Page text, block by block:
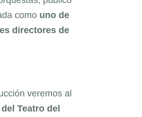
como uno de
directores de
veremos al
Teatro del